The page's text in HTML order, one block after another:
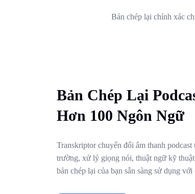
Bản chép lại chính xác
Bản Chép Lại
Hơn 100 Ngôn Ngữ
Transkriptor chuyển đổi âm thanh
trường, xử lý giọng nói, thuật ngữ kỹ
bản chép lại của bạn sẵn sàng sử dụng